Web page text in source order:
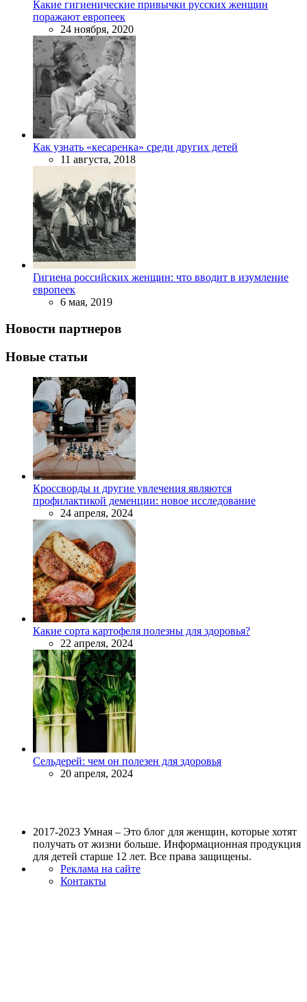
Какие гигиенические привычки русских женщин
поражают европеек
24 ноября, 2020
Как узнать «кесаренка» среди других детей
11 августа, 2018
Гигиена российских женщин: что вводит в изумление
европеек
6 мая, 2019
Новости партнеров
Новые статьи
Кроссворды и другие увлечения являются
профилактикой деменции: новое исследование
24 апреля, 2024
Какие сорта картофеля полезны для здоровья?
22 апреля, 2024
Сельдерей: чем он полезен для здоровья
20 апреля, 2024
2017-2023 Умная – Это блог для женщин, которые хотят
получать от жизни больше. Информационная продукция
для детей старше 12 лет. Все права защищены.
Реклама на сайте
Контакты